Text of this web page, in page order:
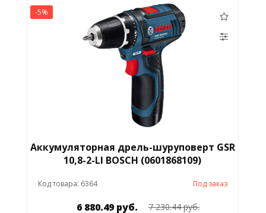
-5%
Аккумуляторная дрель-шуруповерт GSR
10,8-2-LI BOSCH (0601868109)
Код товара: 6364 Под заказ
6 880.49 руб. 7 230.44 руб.